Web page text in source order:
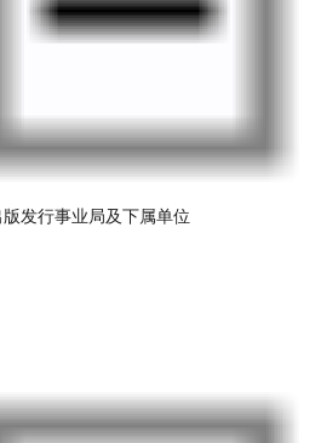
发行事业局及下属单位